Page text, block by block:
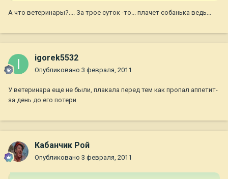
А что ветеринары?.... За трое суток -то... плачет собанька ведь...
igorek5532
Опубликовано 3 февраля, 2011
У ветеринара еще не были, плакала перед тем как пропал аппетит-
за день до его потери
Кабанчик Рой
Опубликовано 3 февраля, 2011